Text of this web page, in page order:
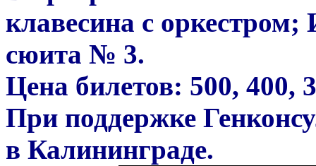
клавесина с
сюита № 3.
Цена билетов: 500, 400,
При поддержке
в Калининграде.